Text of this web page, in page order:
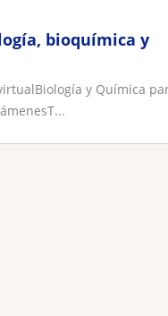
bioquímica y
y Química